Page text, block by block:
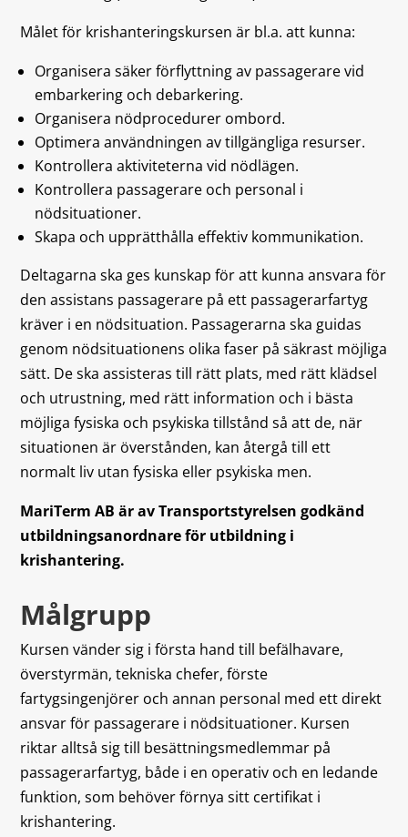
Målet för krishanteringskursen är bl.a. att kunna:
Organisera säker förflyttning av passagerare vid
embarkering och debarkering.
Organisera nödprocedurer ombord.
Optimera användningen av tillgängliga resurser.
Kontrollera aktiviteterna vid nödlägen.
Kontrollera passagerare och personal i
nödsituationer.
Skapa och upprätthålla effektiv kommunikation.
Deltagarna ska ges kunskap för att kunna ansvara för
den assistans passagerare på ett passagerarfartyg
kräver i en nödsituation. Passagerarna ska guidas
genom nödsituationens olika faser på säkrast möjliga
sätt. De ska assisteras till rätt plats, med rätt klädsel
och utrustning, med rätt information och i bästa
möjliga fysiska och psykiska tillstånd så att de, när
situationen är överstånden, kan återgå till ett
normalt liv utan fysiska eller psykiska men.
MariTerm AB är av Transportstyrelsen godkänd
utbildningsanordnare för utbildning i
krishantering.
Målgrupp
Kursen vänder sig i första hand till befälhavare,
överstyrmän, tekniska chefer, förste
fartygsingenjörer och annan personal med ett direkt
ansvar för passagerare i nödsituationer. Kursen
riktar alltså sig till besättningsmedlemmar på
passagerarfartyg, både i en operativ och en ledande
funktion, som behöver förnya sitt certifikat i
krishantering.